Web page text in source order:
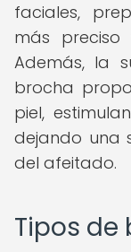
faciales,
más preciso
Además, la
brocha
piel,
dejando una
del afeitado.
Tipos